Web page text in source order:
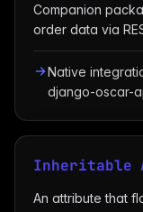
Companion
order data via
Native
django-oscar-
Inheritable
An attribute that